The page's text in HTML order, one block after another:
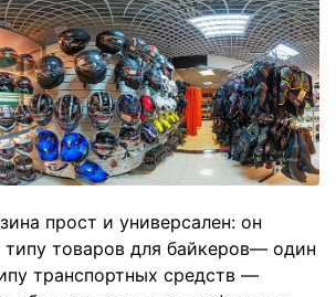
прост и универсален: он
типу товаров для байкеров— один
транспортных средств —